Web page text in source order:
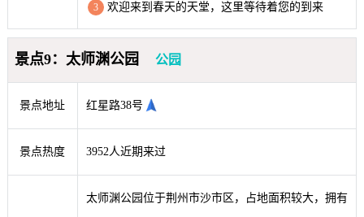
3 欢迎来到春天的天堂，这里等待着您的到来
景点9：太师渊公园 公园
景点地址 红星路38号
景点热度 3952人近期来过
太师渊公园位于荆州市沙市区，占地面积较大，拥有